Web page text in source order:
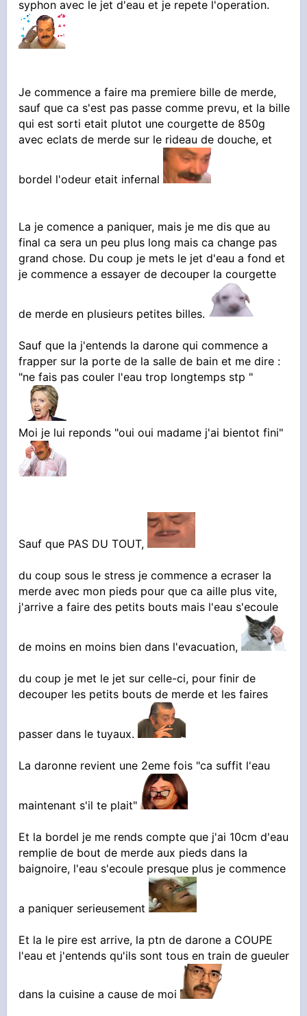
syphon avec le jet d'eau et je repete l'operation.
Je commence a faire ma premiere bille de merde,
sauf que ca s'est pas passe comme prevu, et la bille
qui est sorti etait plutot une courgette de 850g
avec eclats de merde sur le rideau de douche, et
bordel l'odeur etait infernal
La je comence a paniquer, mais je me dis que au
final ca sera un peu plus long mais ca change pas
grand chose. Du coup je mets le jet d'eau a fond et
je commence a essayer de decouper la courgette
de merde en plusieurs petites billes.
Sauf que la j'entends la darone qui commence a
frapper sur la porte de la salle de bain et me dire :
"ne fais pas couler l'eau trop longtemps stp "
Moi je lui reponds "oui oui madame j'ai bientot fini"
Sauf que PAS DU TOUT,
du coup sous le stress je commence a ecraser la
merde avec mon pieds pour que ca aille plus vite,
j'arrive a faire des petits bouts mais l'eau s'ecoule
de moins en moins bien dans l'evacuation,
du coup je met le jet sur celle-ci, pour finir de
decouper les petits bouts de merde et les faires
passer dans le tuyaux.
La daronne revient une 2eme fois "ca suffit l'eau
maintenant s'il te plait"
Et la bordel je me rends compte que j'ai 10cm d'eau
remplie de bout de merde aux pieds dans la
baignoire, l'eau s'ecoule presque plus je commence
a paniquer serieusement
Et la le pire est arrive, la ptn de darone a COUPE
l'eau et j'entends qu'ils sont tous en train de gueuler
dans la cuisine a cause de moi